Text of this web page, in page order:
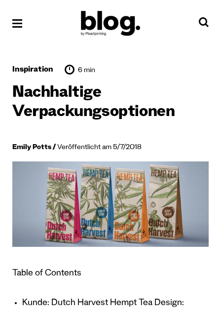
Inspiration 6 min
Nachhaltige
Verpackungsoptionen
Emily Potts Veröffentlicht am 5/7/2018
Table of Contents
Kunde: Dutch Harvest Hempt Tea Design: